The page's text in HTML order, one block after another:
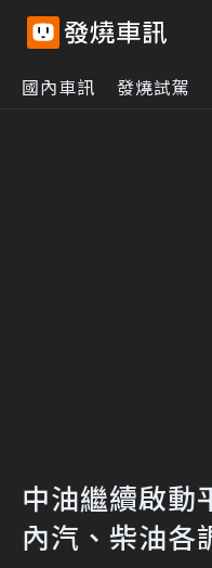
國內車訊 發燒試駕
中油繼續啟動
內汽、柴油各